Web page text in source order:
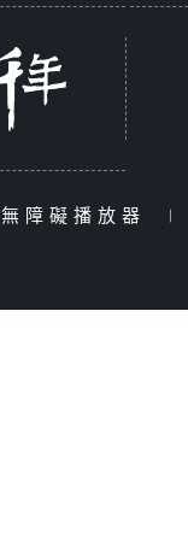
無障礙播放器 |